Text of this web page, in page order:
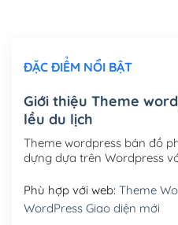
Mua thêm Host + Tên miền
Tên miền quốc tế
Tên miền Việt Nam .vn
Hosting 2GB SSD (1
Hosting 3GB SSD (1
Hosting 5GB SSD (1
ĐẶC ĐIỂM NỔI BẬT
Giới thiệu Theme
lều du lịch
Theme wordpress bán đồ
dựng dựa trên Wordpress
Phù hợp với web: Theme
WordPress Giao diện mới